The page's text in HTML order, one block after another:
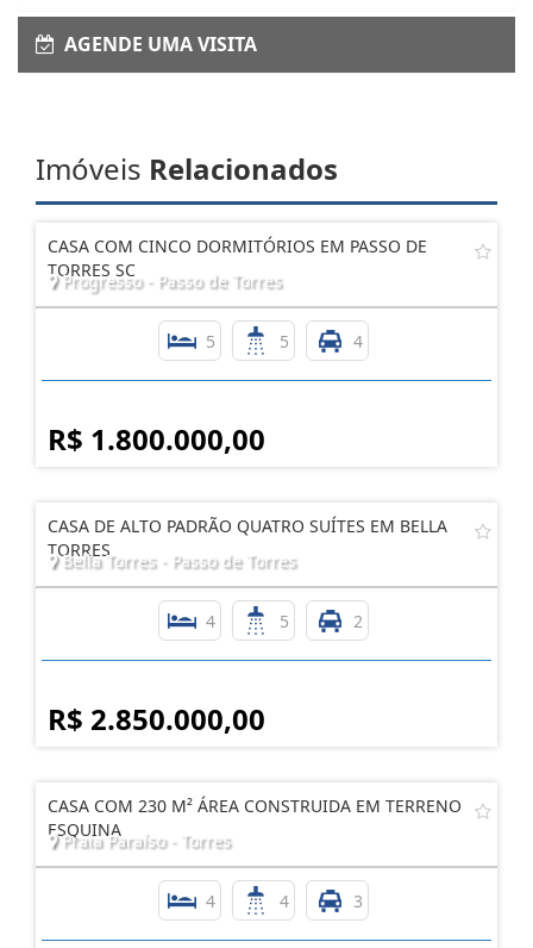
AGENDE UMA VISITA
Imóveis Relacionados
CASA COM CINCO DORMITÓRIOS EM PASSO DE
TORRES SC
Progresso - Passo de Torres
5 5 4
R$ 1.800.000,00
CASA DE ALTO PADRÃO QUATRO SUÍTES EM BELLA
TORRES
Bella Torres - Passo de Torres
4 5 2
R$ 2.850.000,00
CASA COM 230 M² ÁREA CONSTRUIDA EM TERRENO
ESQUINA
Praia Paraíso - Torres
4 4 3